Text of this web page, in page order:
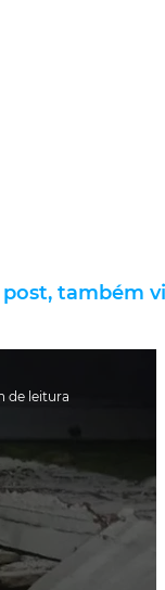
também
de leitura